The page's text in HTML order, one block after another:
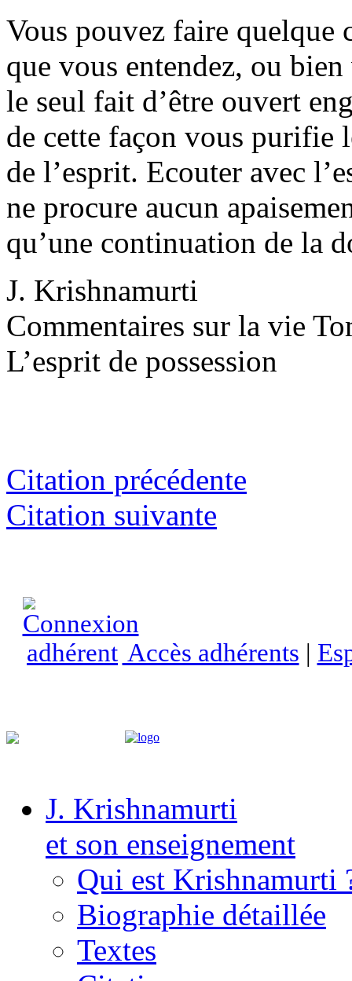
Vous pouvez faire quelque
que vous entendez, ou
le seul fait d’être ouvert
de cette façon vous purifie
de l’esprit. Ecouter avec
ne procure aucun
qu’une continuation de la
J. Krishnamurti
Commentaires sur la vie
L’esprit de possession
Citation précédente
Citation suivante
Accès adhérents |
J. Krishnamurti
et son enseignement
Qui est Krishnamurti
Biographie détaillée
Textes